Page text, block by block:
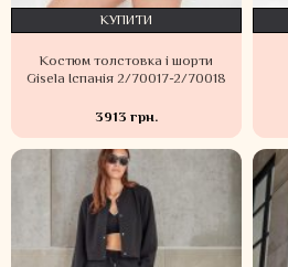
Костюм толстовка і шорти
Gisela Іспанія 2/70017-2/70018
3913 грн.
КУПИТИ